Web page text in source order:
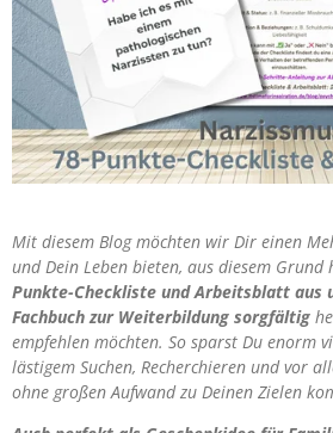
Mit diesem Blog möchten wir Dir einen
und Dein Leben bieten, aus diesem Grund
Punkte-Checkliste und Arbeitsblatt aus
Fachbuch zur Weiterbildung sorgfältig
empfehlen möchten. So sparst Du enorm
lästigem Suchen, Recherchieren und vor
ohne großen Aufwand zu Deinen Zielen